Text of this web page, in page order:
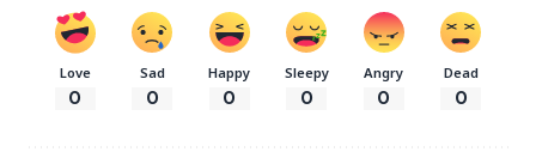
Love
0
Sad
0
Happy
0
Sleepy
0
Angry
0
Dead
0